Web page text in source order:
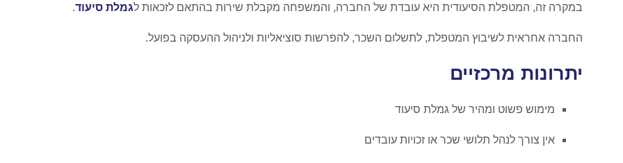
במקרה זה, המטפלת הסיעודית היא עובדת של החברה, והמשפחה מקבלת שירות בהתאם לזכאות לגמלת סיעוד.
החברה אחראית לשיבוץ המטפלת, לתשלום השכר, להפרשות סוציאליות ולניהול ההעסקה בפועל.
יתרונות מרכזיים
מימוש פשוט ומהיר של גמלת סיעוד
אין צורך לנהל תלושי שכר או זכויות עובדים